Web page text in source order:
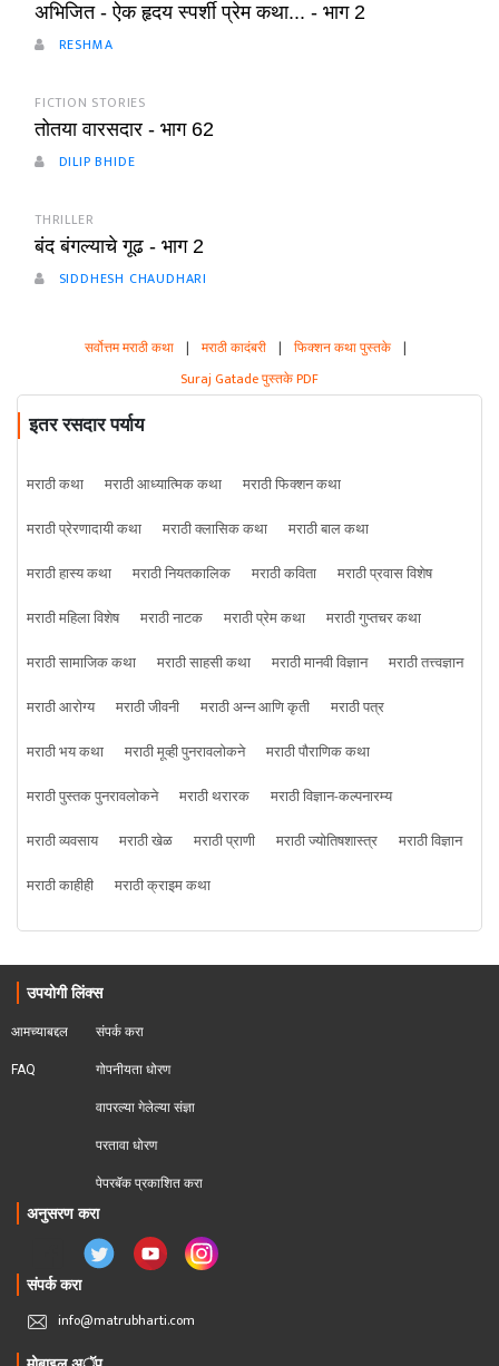
अभिजित - ऐक हृदय स्पर्शी प्रेम कथा... - भाग 2
RESHMA
FICTION STORIES
तोतया वारसदार - भाग 62
DILIP BHIDE
THRILLER
बंद बंगल्याचे गूढ - भाग 2
SIDDHESH CHAUDHARI
सर्वोत्तम मराठी कथा | मराठी कादंबरी | फिक्शन कथा पुस्तके |
Suraj Gatade पुस्तके PDF
इतर रसदार पर्याय
मराठी कथा मराठी आध्यात्मिक कथा
मराठी फिक्शन कथा
मराठी प्रेरणादायी कथा
मराठी क्लासिक कथा
मराठी बाल कथा
मराठी हास्य कथा
मराठी नियतकालिक मराठी कविता
मराठी प्रवास विशेष
मराठी महिला विशेष
मराठी नाटक मराठी प्रेम कथा
मराठी गुप्तचर कथा
मराठी सामाजिक कथा
मराठी साहसी कथा मराठी मानवी विज्ञान
मराठी तत्त्वज्ञान
मराठी आरोग्य
मराठी जीवनी मराठी अन्न आणि कृती
मराठी पत्र
मराठी भय कथा
मराठी मूव्ही पुनरावलोकने
मराठी पौराणिक कथा
मराठी पुस्तक पुनरावलोकने
मराठी थरारक
मराठी विज्ञान-कल्पनारम्य
मराठी व्यवसाय
मराठी खेळ मराठी प्राणी मराठी ज्योतिषशास्त्र
मराठी विज्ञान
मराठी काहीही
मराठी क्राइम कथा
उपयोगी लिंक्स
आमच्याबद्दल
FAQ
संपर्क करा
गोपनीयता धोरण
वापरल्या गेलेल्या संज्ञा
परतावा धोरण
पेपरबॅक प्रकाशित करा
अनुसरण करा
संपर्क करा
info@matrubharti.com